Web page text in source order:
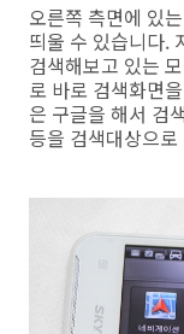
오른쪽 측면에 있
띄울 수 있습니다.
검색해보고 있는
로 바로 검색화면
은 구글을 해서 검
등을 검색대상으